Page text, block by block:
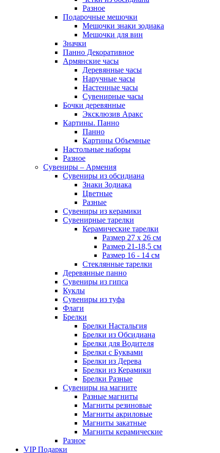
Разное
Подарочные мешочки
Мешочки знаки зодиака
Мешочки для вин
Значки
Панно Декоративное
Армянские часы
Деревянные часы
Наручные часы
Настенные часы
Сувенирные часы
Бочки деревянные
Эксклюзив Аракс
Картины. Панно
Панно
Картины Объемные
Настольные наборы
Разное
Сувениры – Армения
Сувениры из обсидиана
Знаки Зодиака
Цветные
Разные
Сувениры из керамики
Сувенирные тарелки
Керамические тарелки
Размер 27 х 26 см
Размер 21-18,5 см
Размер 16 - 14 см
Стеклянные тарелки
Деревянные панно
Сувениры из гипса
Куклы
Сувениры из туфа
Флаги
Брелки
Брелки Настальгия
Брелки из Обсидиана
Брелки для Водителя
Брелки с Буквами
Брелки из Дерева
Брелки из Керамики
Брелки Разные
Сувениры на магните
Разные магниты
Магниты резиновые
Магниты акриловые
Магниты закатные
Магниты керамические
Разное
VIP Подарки